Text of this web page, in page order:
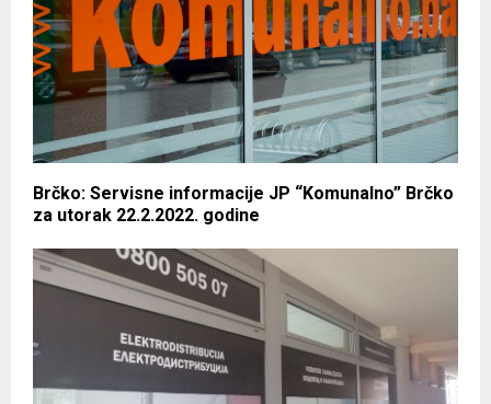
Brčko: Servisne informacije JP “Komunalno” Brčko
za utorak 22.2.2022. godine